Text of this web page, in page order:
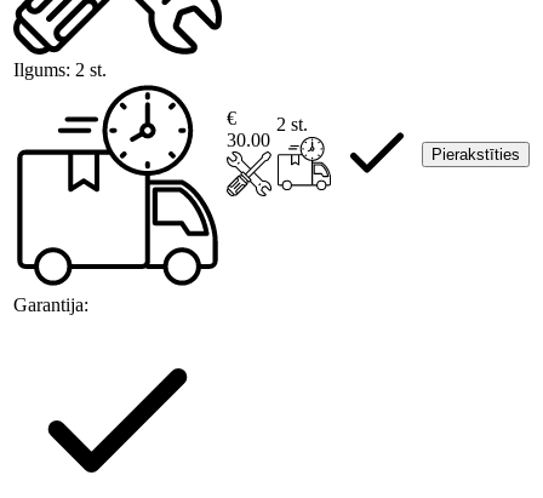
Ilgums: 2 st.
Garantija:
€
30.00
2 st.
Pierakstīties